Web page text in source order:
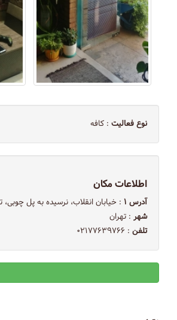
نوع فعالیت : کافه
اطلاعات مکان
آدرس ۱
: خیابان انقلاب، نرسیده به پل
شهر : تهران
تلفن : ۰۲۱۷۷۶۳۹۷۶۶